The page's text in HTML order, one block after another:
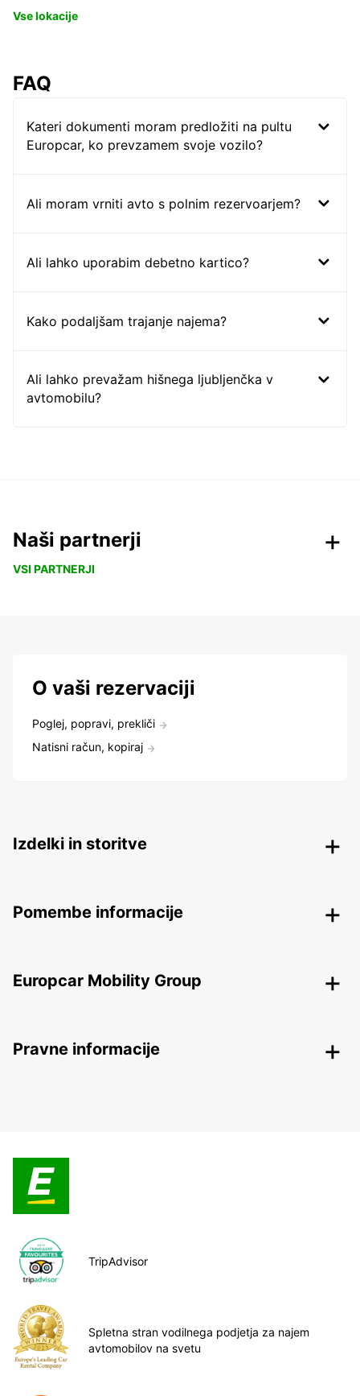
Vse lokacije
FAQ
Kateri dokumenti moram predložiti na pultu
Europcar, ko prevzamem svoje vozilo?
Ali moram vrniti avto s polnim rezervoarjem?
Ali lahko uporabim debetno kartico?
Kako podaljšam trajanje najema?
Ali lahko prevažam hišnega ljubljenčka v
avtomobilu?
Naši partnerji
VSI PARTNERJI
O vaši rezervaciji
Poglej, popravi, prekliči
Natisni račun, kopiraj
Izdelki in storitve
Pomembe informacije
Europcar Mobility Group
Pravne informacije
TripAdvisor
Spletna stran vodilnega podjetja za najem
avtomobilov na svetu